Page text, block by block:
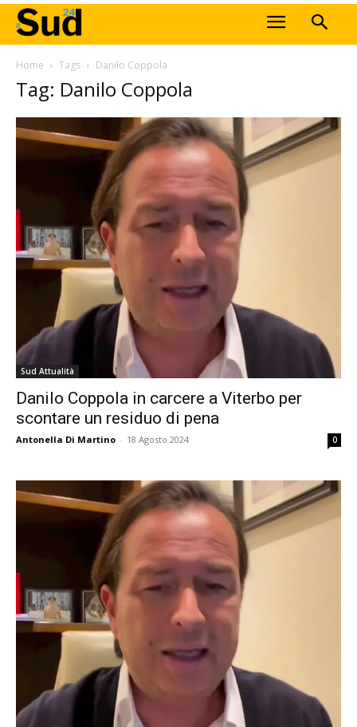
Home Tags Danilo Coppola
Tag: Danilo Coppola
Sud Attualità
Danilo Coppola in carcere a Viterbo per
scontare un residuo di pena
Antonella Di Martino - 18 Agosto 2024 0